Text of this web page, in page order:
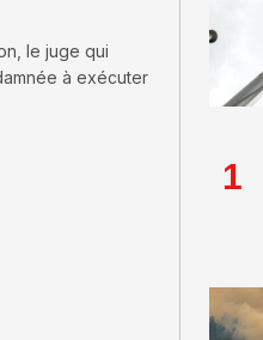
le juge qui
à exécuter